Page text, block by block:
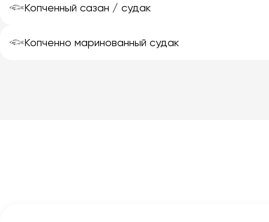
𓆟Копченный сазан / судак
𓆟Копченно маринованный судак